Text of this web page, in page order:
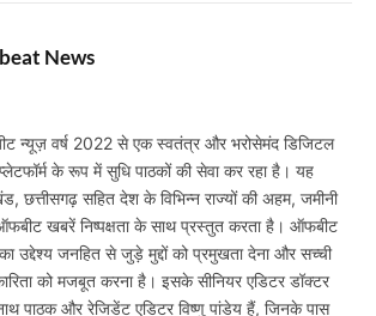
News
न्यूज़ वर्ष 2022 से एक स्वतंत्र और भरोसेमंद डिजिटल
के रूप में सुधि पाठकों की सेवा कर रहा है। यह
छत्तीसगढ़ सहित देश के विभिन्न राज्यों की अहम, जमीनी
खबरें निष्पक्षता के साथ प्रस्तुत करता है। ऑफबीट
उद्देश्य जनहित से जुड़े मुद्दों को प्रमुखता देना और सच्ची
को मजबूत करना है। इसके सीनियर एडिटर डॉक्टर
पाठक और रेजिडेंट एडिटर विष्णु पांडेय हैं, जिनके पास